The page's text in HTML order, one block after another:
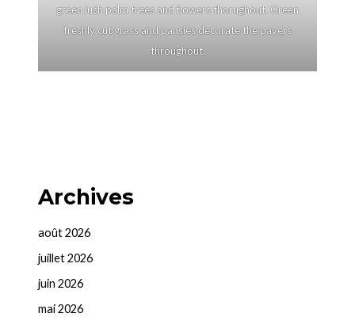
green lush palm trees and flowers thorughout. Green
freshly cut grass and pansies decorate the pavers
throughout.
Archives
août 2026
juillet 2026
juin 2026
mai 2026